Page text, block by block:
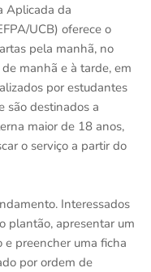
Aplicada da
UCB) oferece o
pela manhã, no
manhã e à tarde, em
por estudantes
são destinados a
maior de 18 anos,
o serviço a partir do
Interessados
plantão, apresentar um
preencher uma ficha
por ordem de